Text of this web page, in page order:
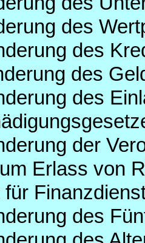
des
des
des
des
der
Erlass von
des